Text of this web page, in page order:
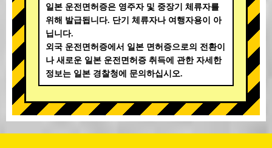
일본 운전면허증은 영주자 및 중장기 체류자를
위해 발급됩니다. 단기 체류자나 여행자용이 아
닙니다.
외국 운전면허증에서 일본 면허증으로의 전환이
나 새로운 일본 운전면허증 취득에 관한 자세한
정보는 일본 경찰청에 문의하십시오.